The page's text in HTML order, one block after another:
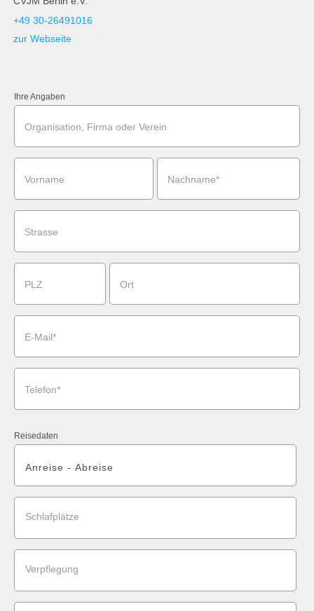
+49 30-26491016
zur Webseite
Ihre Angaben
Organisation, Firma oder Verein
Vorname Nachname*
Strasse
PLZ Ort
E-Mail*
Telefon*
Reisedaten
Schlafplätze
Verpflegung